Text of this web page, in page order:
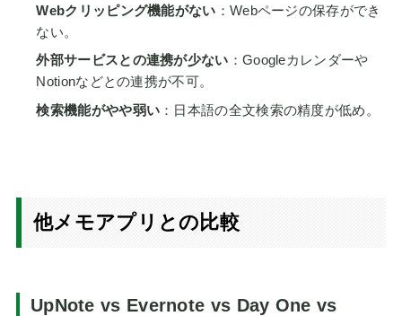
Webクリッピング機能がない ：Webページの保存ができ
ない。
外部サービスとの連携が少ない ：Googleカレンダーや
Notionなどとの連携が不可。
検索機能がやや弱い ：日本語の全文検索の精度が低め。
他メモアプリとの比較
UpNote vs Evernote vs Day One vs